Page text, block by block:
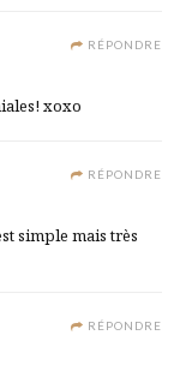
RÉPONDRE
xoxo
RÉPONDRE
simple mais très
RÉPONDRE